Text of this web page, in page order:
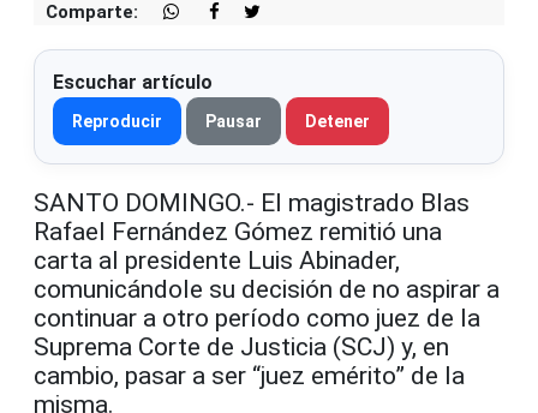
Comparte:
Escuchar artículo
Reproducir Pausar Detener
SANTO DOMINGO.- El magistrado Blas
Rafael Fernández Gómez remitió una
carta al presidente Luis Abinader,
comunicándole su decisión de no aspirar a
continuar a otro período como juez de la
Suprema Corte de Justicia (SCJ) y, en
cambio, pasar a ser “juez emérito” de la
misma.